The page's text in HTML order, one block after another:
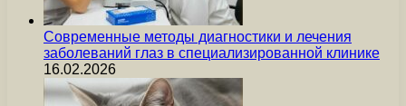
Современные методы диагностики и лечения
заболеваний глаз в специализированной клинике
16.02.2026